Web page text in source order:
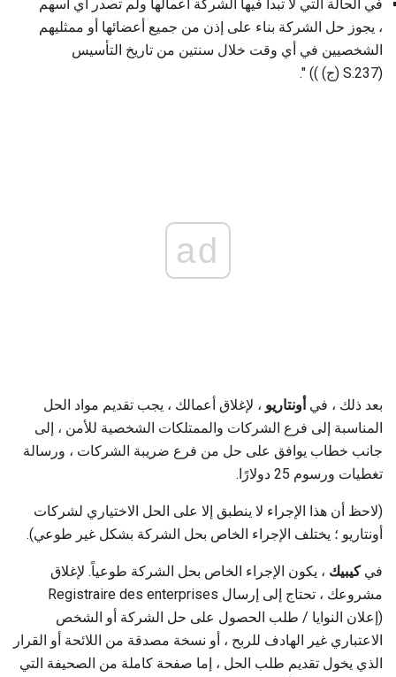
في الحالة التي لا تبدأ فيها الشركة أعمالها ولم تصدر أي أسهم
، يجوز حل الشركة بناء على إذن من جميع أعضائها أو ممثليهم
الشخصيين في أي وقت خلال سنتين من تاريخ التأسيس
(S.237 (ج) )) ".
ad
بعد ذلك ، في أونتاريو ، لإغلاق أعمالك ، يجب تقديم مواد الحل
المناسبة إلى فرع الشركات والممتلكات الشخصية للأمن ، إلى
جانب خطاب يوافق على حل من فرع ضريبة الشركات ، ورسالة
تغطيات ورسوم 25 دولارًا.
(لاحظ أن هذا الإجراء لا ينطبق إلا على الحل الاختياري لشركات
أونتاريو ؛ يختلف الإجراء الخاص بحل الشركة بشكل غير طوعي).
فيكيبيك ، يكون الإجراء الخاص بحل الشركة طوعياً. لإغلاق
مشروعك ، تحتاج إلى إرسال Registraire des enterprises
(إعلان النوايا / طلب الحصول على حل الشركة أو الشخص
الاعتباري غير الهادف للربح ، أو نسخة مصدقة من اللائحة أو القرار
الذي يخول تقديم طلب الحل ، إما صفحة كاملة من الصحيفة التي